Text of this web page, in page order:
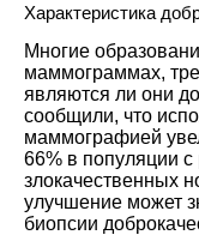
Характеристика
Многие
маммограммах,
являются ли они
сообщили, что
маммографией
66% в популяции
злокачественных
улучшение может
биопсии